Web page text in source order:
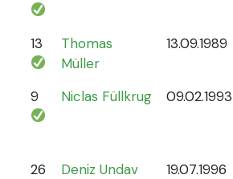
13
Thomas
Müller
13.09.1989
9 Niclas Füllkrug 09.02.1993
26 Deniz Undav 19.07.1996